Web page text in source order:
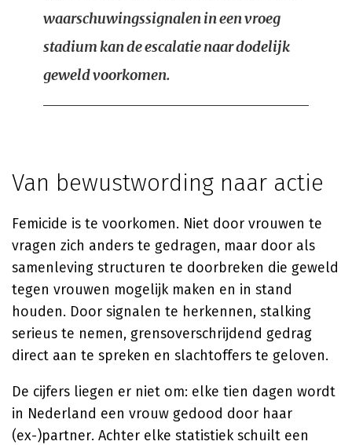
waarschuwingssignalen in een vroeg
stadium kan de escalatie naar dodelijk
geweld voorkomen.
Van bewustwording naar actie
Femicide is te voorkomen. Niet door vrouwen te
vragen zich anders te gedragen, maar door als
samenleving structuren te doorbreken die geweld
tegen vrouwen mogelijk maken en in stand
houden. Door signalen te herkennen, stalking
serieus te nemen, grensoverschrijdend gedrag
direct aan te spreken en slachtoffers te geloven.
De cijfers liegen er niet om: elke tien dagen wordt
in Nederland een vrouw gedood door haar
(ex-)partner. Achter elke statistiek schuilt een